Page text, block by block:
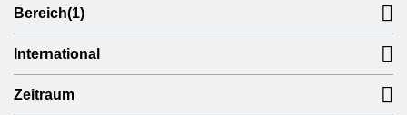
Bereich(1)
International
Zeitraum